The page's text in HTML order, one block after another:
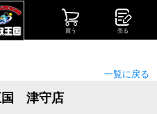
買う 売る
一覧に戻る
国 津守店